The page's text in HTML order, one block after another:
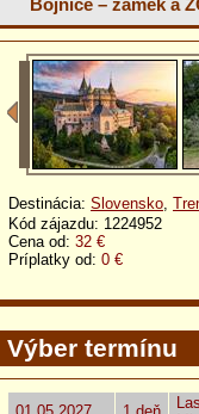
Bojnice – zámek a
Destinácia: Slovensko,
Kód zájazdu: 1224952
Cena od: 32 €
Príplatky od: 0 €
Výber termínu